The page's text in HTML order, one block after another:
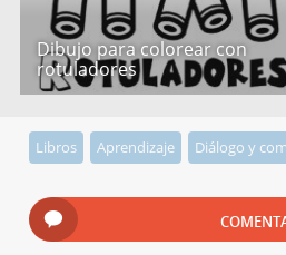
Dibujo para colorear con
rotuladores
Libros Aprendizaje Diálogo y